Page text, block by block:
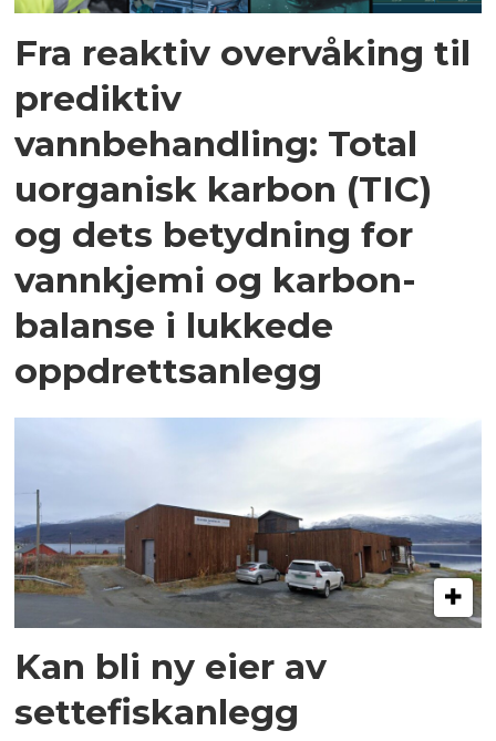
Fra reaktiv overvåking til
prediktiv
vannbehandling: Total
uorganisk karbon (TIC)
og dets betydning for
vannkjemi og karbon­
balanse i lukkede
oppdrettsanlegg
Kan bli ny eier av
settefiskanlegg